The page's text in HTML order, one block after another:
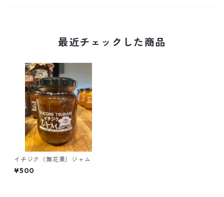
最近チェックした商品
イチジク（無花果）ジャム
¥500